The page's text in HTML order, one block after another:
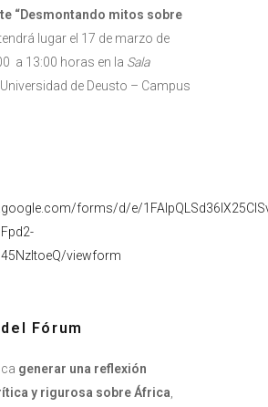
“Desmontando mitos sobre
lugar el 17 de marzo de
a 13:00 horas en la Sala
Universidad de Deusto – Campus
forms/d/e/
viewform
Fórum
generar una reflexión
y rigurosa sobre África,